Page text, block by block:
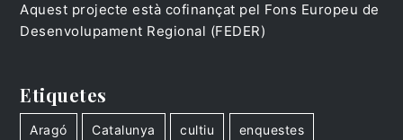
Aquest projecte està cofinançat pel Fons Europeu de
Desenvolupament Regional (FEDER)
Etiquetes
Aragó Catalunya cultiu enquestes